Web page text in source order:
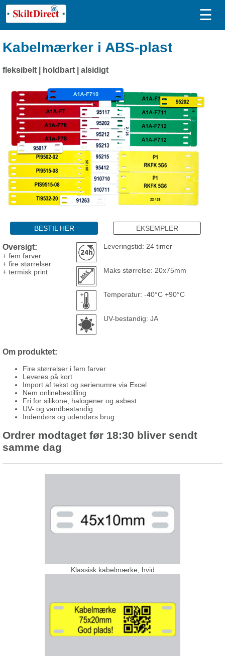
☰
Kabelmærker i ABS-plast
fleksibelt | holdbart | alsidigt
BESTIL HER EKSEMPLER
Oversigt:
+ fem farver
+ fire størrelser
+ termisk print
Leveringstid: 24 timer
Maks størrelse: 20x75mm
Temperatur: -40°C +90°C
UV-bestandig: JA
Om produktet:
Fire størrelser i fem farver
Leveres på kort
Import af tekst og serienumre via Excel
Nem onlinebestilling
Fri for silikone, halogener og asbest
UV- og vandbestandig
Indendørs og udendørs brug
Ordrer modtaget før 18:30 bliver sendt
samme dag
Klassisk kabelmærke, hvid